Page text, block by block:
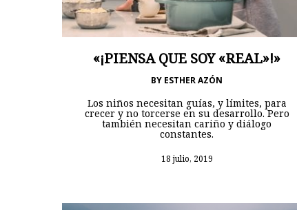
«¡PIENSA QUE SOY «REAL»!»
BY ESTHER AZÓN
Los niños necesitan guías, y límites, para
crecer y no torcerse en su desarrollo. Pero
también necesitan cariño y diálogo
constantes.
18 julio, 2019